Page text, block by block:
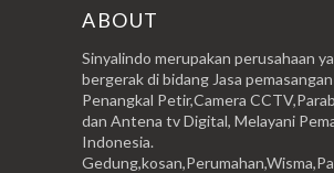
ABOUT
Sinyalindo merupakan perusahaan
bergerak di bidang Jasa
Penangkal Petir,Camera
dan Antena tv Digital, Melayani
Indonesia.